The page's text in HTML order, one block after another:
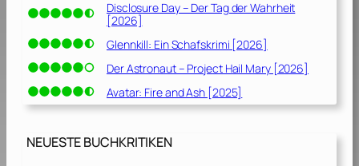
Disclosure Day – Der Tag der Wahrheit
[2026]
Glennkill: Ein Schafskrimi [2026]
Der Astronaut – Project Hail Mary [2026]
Avatar: Fire and Ash [2025]
NEUESTE BUCHKRITIKEN